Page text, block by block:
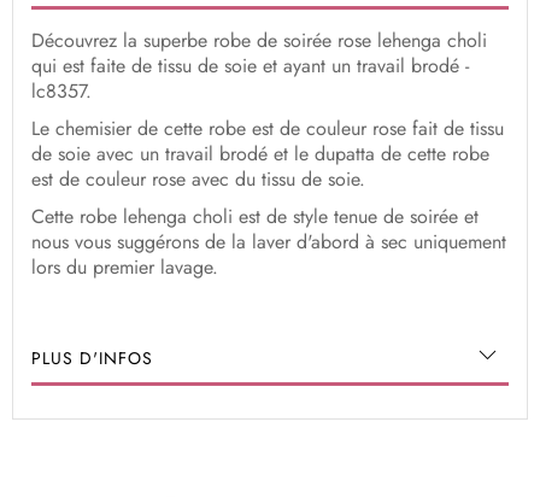
Découvrez la superbe robe de soirée rose lehenga choli
qui est faite de tissu de soie et ayant un travail brodé -
lc8357.
Le chemisier de cette robe est de couleur rose fait de tissu
de soie avec un travail brodé et le dupatta de cette robe
est de couleur rose avec du tissu de soie.
Cette robe lehenga choli est de style tenue de soirée et
nous vous suggérons de la laver d'abord à sec uniquement
lors du premier lavage.
PLUS D'INFOS